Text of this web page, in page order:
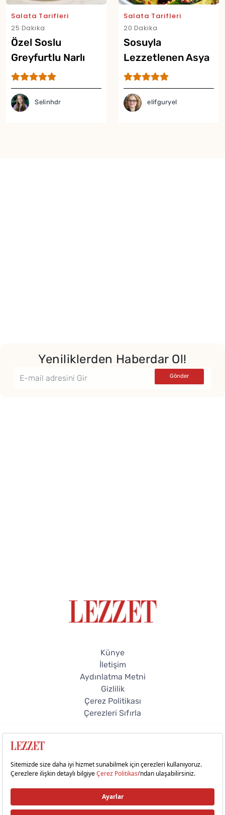
Salata Tarifleri
25 Dakika
Özel Soslu
Greyfurtlu Narlı
Salata Tarifi
Selinhdr
Salata Tarifleri
20 Dakika
Sosuyla
Lezzetlenen Asya
Usulü Acılı
Salatalık Salatası
elifguryel
Yeniliklerden Haberdar Ol!
Künye
İletişim
Aydınlatma Metni
Gizlilik
Çerez Politikası
Çerezleri Sıfırla
© 2026 Lezzet Online. Tüm hakları saklıdır.